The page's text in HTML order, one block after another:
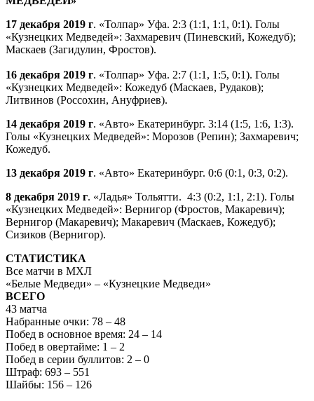
17 декабря 2019 г. «Толпар» Уфа. 2:3 (1:1, 1:1, 0:1). Голы
«Кузнецких Медведей»: Захмаревич (Пиневский, Кожедуб);
Маскаев (Загидулин, Фростов).
16 декабря 2019 г. «Толпар» Уфа. 2:7 (1:1, 1:5, 0:1). Голы
«Кузнецких Медведей»: Кожедуб (Маскаев, Рудаков);
Литвинов (Россохин, Ануфриев).
14 декабря 2019 г. «Авто» Екатеринбург. 3:14 (1:5, 1:6, 1:3).
Голы «Кузнецких Медведей»: Морозов (Репин); Захмаревич;
Кожедуб.
13 декабря 2019 г. «Авто» Екатеринбург. 0:6 (0:1, 0:3, 0:2).
8 декабря 2019 г. «Ладья» Тольятти. 4:3 (0:2, 1:1, 2:1). Голы
«Кузнецких Медведей»: Вернигор (Фростов, Макаревич);
Вернигор (Макаревич); Макаревич (Маскаев, Кожедуб);
Сизиков (Вернигор).
СТАТИСТИКА
Все матчи в МХЛ
«Белые Медведи» – «Кузнецкие Медведи»
ВСЕГО
43 матча
Набранные очки: 78 – 48
Побед в основное время: 24 – 14
Побед в овертайме: 1 – 2
Побед в серии буллитов: 2 – 0
Штраф: 693 – 551
Шайбы: 156 – 126